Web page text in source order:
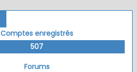
Comptes enregistrés
507
Forums